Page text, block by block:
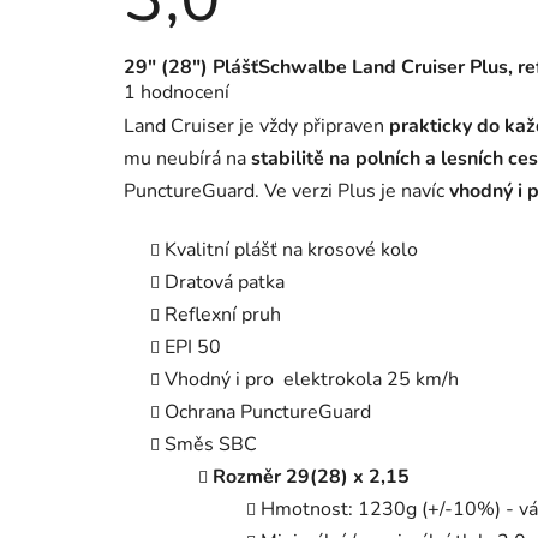
Průměrné
hodnocení
produktu
je
3,0
z
5
hvězdiček.
1 hodnocení
29" (28") PlášťSchwalbe Land Cruiser Plus,
Land Cruiser je vždy připraven prakticky do
mu neubírá nastabilitě na polních a lesních
PunctureGuard. Ve verzi Plus je navícvhodný i
Kvalitní plášť na krosové kolo
Dratová patka
Reflexní pruh
EPI 50
Vhodný i pro elektrokola 25 km/h
Ochrana PunctureGuard
Směs SBC
Rozměr 29(28) x 2,15
Hmotnost: 1230g (+/-10%) -